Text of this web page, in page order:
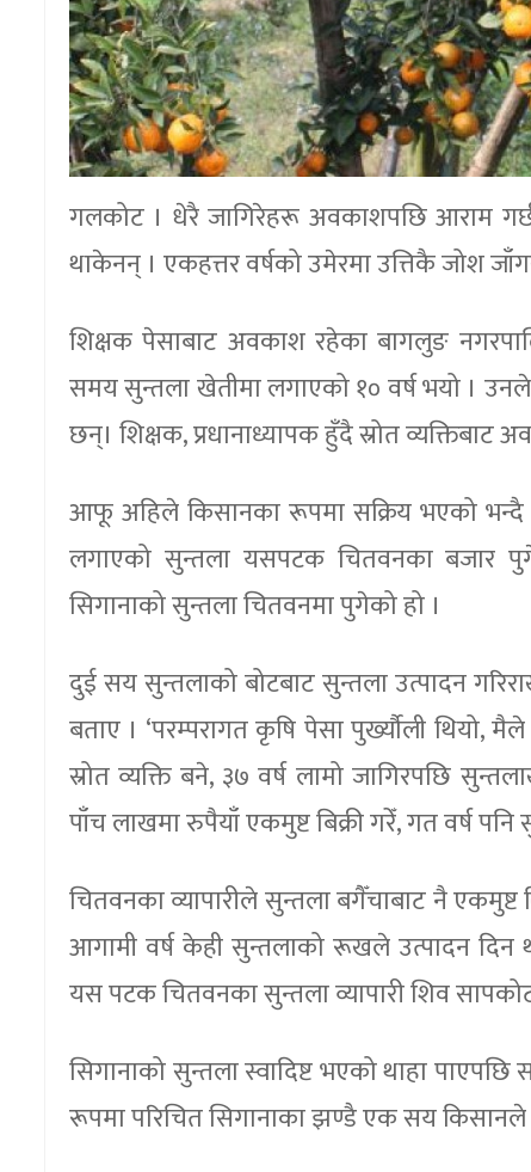
गलकोट । धेरै जागिरेहरू अवकाशपछि आराम
थाकेनन् । एकहत्तर वर्षको उमेरमा उत्तिकै जोश
शिक्षक पेसाबाट अवकाश रहेका बागलुङ
समय सुन्तला खेतीमा लगाएको १० वर्ष भयो ।
छन्। शिक्षक, प्रधानाध्यापक हुँदै स्रोत
आफू अहिले किसानका रूपमा सक्रिय भएको भन्दै
लगाएको सुन्तला यसपटक चितवनका बजार
सिगानाको सुन्तला चितवनमा पुगेको हो ।
दुई सय सुन्तलाको बोटबाट सुन्तला उत्पादन
बताए । ‘परम्परागत कृषि पेसा पुर्ख्यौली थियो,
स्रोत व्यक्ति बने, ३७ वर्ष लामो जागिरपछि
पाँच लाखमा रुपैयाँ एकमुष्ट बिक्री गरेँ, गत वर्ष
चितवनका व्यापारीले सुन्तला बगैँचाबाट नै
आगामी वर्ष केही सुन्तलाको रूखले उत्पादन दिन
यस पटक चितवनका सुन्तला व्यापारी शिव
सिगानाको सुन्तला स्वादिष्ट भएको थाहा
रूपमा परिचित सिगानाका झण्डै एक सय